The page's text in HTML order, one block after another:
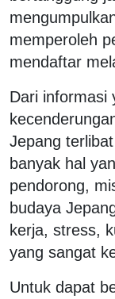
memperoleh
mendaftar
Dari informasi
Jepang
banyak hal
pendorong,
budaya
kerja, stress,
yang sangat
Untuk dapat